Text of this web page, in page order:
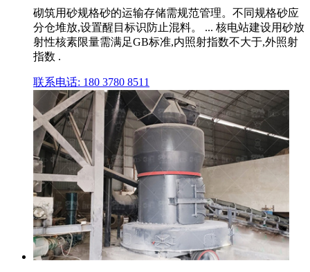
砌筑用砂规格砂的运输存储需规范管理。不同规格砂应
分仓堆放,设置醒目标识防止混料。 ... 核电站建设用砂放
射性核素限量需满足GB标准,内照射指数不大于,外照射
指数 .
联系电话: 180 3780 8511